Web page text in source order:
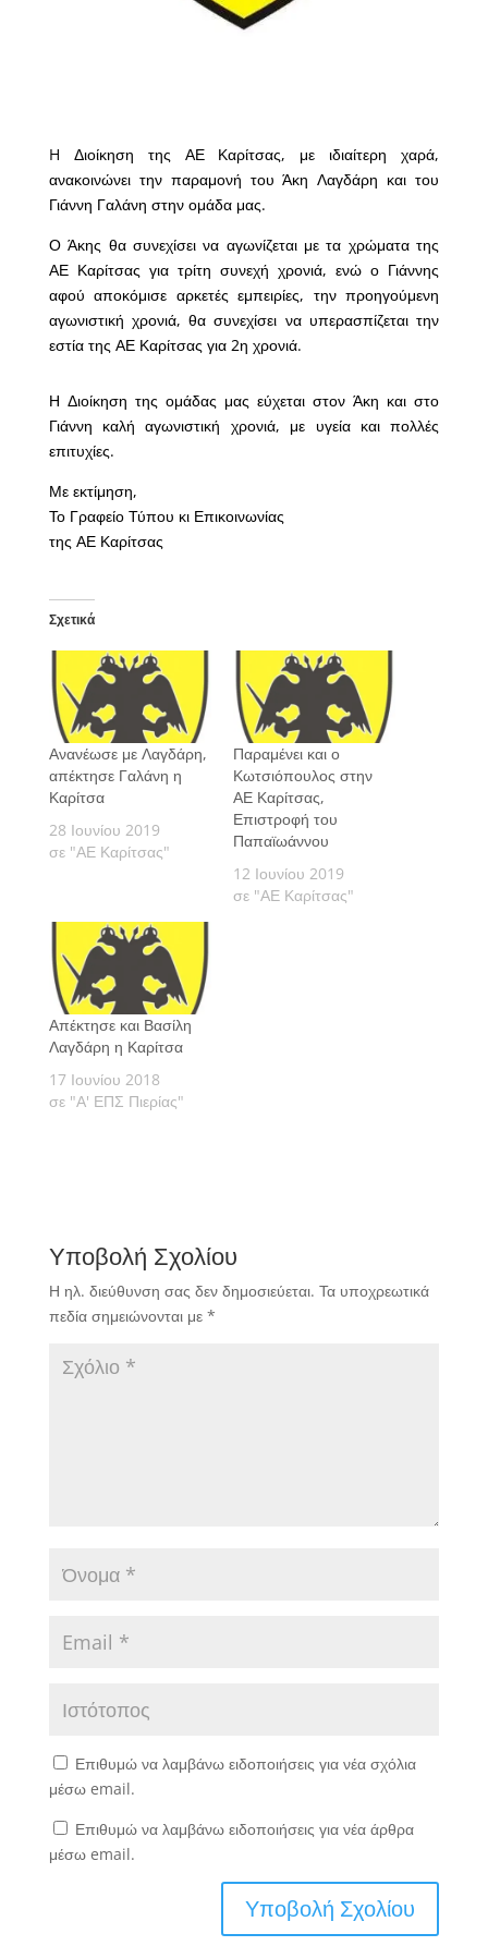
H Διοίκηση της ΑΕ Καρίτσας, με ιδιαίτερη χαρά,
ανακοινώνει την παραμονή του Άκη Λαγδάρη και του
Γιάννη Γαλάνη στην ομάδα μας.
Ο Άκης θα συνεχίσει να αγωνίζεται με τα χρώματα της
ΑΕ Καρίτσας για τρίτη συνεχή χρονιά, ενώ ο Γιάννης
αφού αποκόμισε αρκετές εμπειρίες, την προηγούμενη
αγωνιστική χρονιά, θα συνεχίσει να υπερασπίζεται την
εστία της ΑΕ Καρίτσας για 2η χρονιά.
Η Διοίκηση της ομάδας μας εύχεται στον Άκη και στο
Γιάννη καλή αγωνιστική χρονιά, με υγεία και πολλές
επιτυχίες.
Με εκτίμηση,
Το Γραφείο Τύπου κι Επικοινωνίας
της ΑΕ Καρίτσας
Σχετικά
Ανανέωσε με Λαγδάρη,
απέκτησε Γαλάνη η
Καρίτσα
28 Ιουνίου 2019
σε "ΑΕ Καρίτσας"
Παραμένει και ο
Κωτσιόπουλος στην
ΑΕ Καρίτσας,
Επιστροφή του
Παπαϊωάννου
12 Ιουνίου 2019
σε "ΑΕ Καρίτσας"
Απέκτησε και Βασίλη
Λαγδάρη η Καρίτσα
17 Ιουνίου 2018
σε "Α' ΕΠΣ Πιερίας"
Υποβολή Σχολίου
Η ηλ. διεύθυνση σας δεν δημοσιεύεται. Τα υποχρεωτικά
πεδία σημειώνονται με *
Επιθυμώ να λαμβάνω ειδοποιήσεις για νέα σχόλια
μέσω email.
Επιθυμώ να λαμβάνω ειδοποιήσεις για νέα άρθρα
μέσω email.